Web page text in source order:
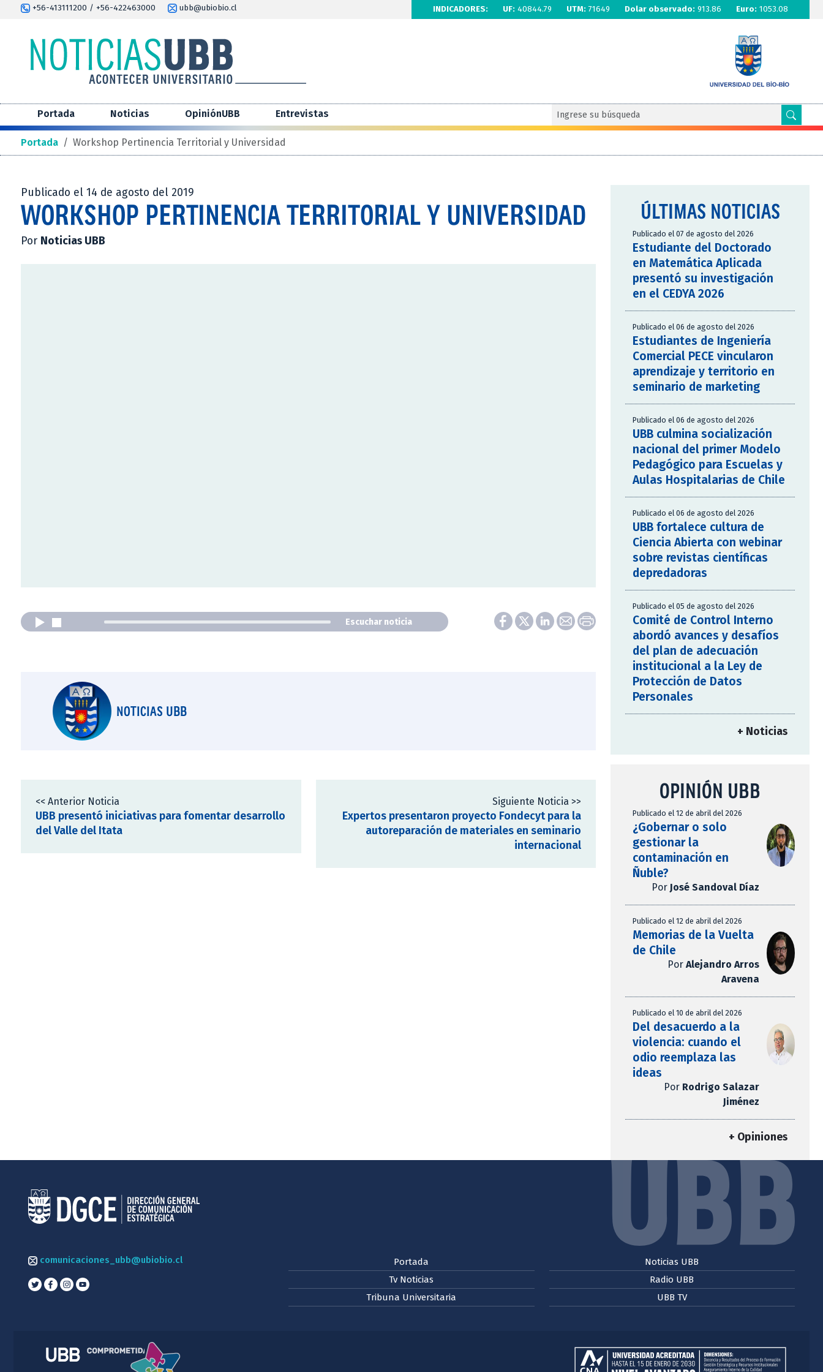
+56-413111200 / +56-422463000 ubb@ubiobio.cl INDICADORES: UF: 40844.79 UTM: 71649 Dolar observado: 913.86 Euro: 1053.08
Portada Noticias OpiniónUBB Entrevistas
Portada / Workshop Pertinencia Territorial y Universidad
Publicado el 14 de agosto del 2019
WORKSHOP PERTINENCIA TERRITORIAL Y UNIVERSIDAD
Por Noticias UBB
Escuchar noticia
NOTICIAS UBB
<< Anterior Noticia
UBB presentó iniciativas para fomentar desarrollo
del Valle del Itata
Siguiente Noticia >>
Expertos presentaron proyecto Fondecyt para la
autoreparación de materiales en seminario
internacional
ÚLTIMAS NOTICIAS
Publicado el 07 de agosto del 2026
Estudiante del Doctorado
en Matemática Aplicada
presentó su investigación
en el CEDYA 2026
Publicado el 06 de agosto del 2026
Estudiantes de Ingeniería
Comercial PECE vincularon
aprendizaje y territorio en
seminario de marketing
Publicado el 06 de agosto del 2026
UBB culmina socialización
nacional del primer Modelo
Pedagógico para Escuelas y
Aulas Hospitalarias de Chile
Publicado el 06 de agosto del 2026
UBB fortalece cultura de
Ciencia Abierta con webinar
sobre revistas científicas
depredadoras
Publicado el 05 de agosto del 2026
Comité de Control Interno
abordó avances y desafíos
del plan de adecuación
institucional a la Ley de
Protección de Datos
Personales
+ Noticias
OPINIÓN UBB
Publicado el 12 de abril del 2026
¿Gobernar o solo
gestionar la
contaminación en
Ñuble?
Por José Sandoval Díaz
Publicado el 12 de abril del 2026
Memorias de la Vuelta
de Chile
Por Alejandro Arros
Aravena
Publicado el 10 de abril del 2026
Del desacuerdo a la
violencia: cuando el
odio reemplaza las
ideas
Por Rodrigo Salazar
Jiménez
+ Opiniones
comunicaciones_ubb@ubiobio.cl
Portada
Tv Noticias
Tribuna Universitaria
Noticias UBB
Radio UBB
UBB TV